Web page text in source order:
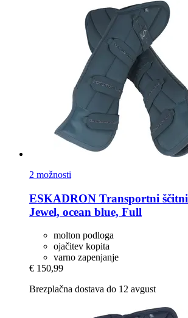
2 možnosti
ESKADRON Transportni
Jewel, ocean blue, Full
molton podloga
ojačitev kopita
varno zapenjanje
€ 150,99
Brezplačna dostava do 12 avgust